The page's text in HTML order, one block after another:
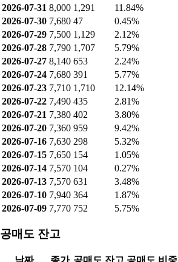
2026-07-31 8,000 1,291
11.84%
2026-07-30 7,680 47
0.45%
2026-07-29 7,500 1,129
2.12%
2026-07-28 7,790 1,707
5.79%
2026-07-27 8,140 653
2.24%
2026-07-24 7,680 391
5.77%
2026-07-23 7,710 1,710
12.14%
2026-07-22 7,490 435
2.81%
2026-07-21 7,380 402
3.80%
2026-07-20 7,360 959
9.42%
2026-07-16 7,630 298
5.32%
2026-07-15 7,650 154
1.05%
2026-07-14 7,570 104
0.27%
2026-07-13 7,570 631
3.48%
2026-07-10 7,940 364
1.87%
2026-07-09 7,770 752 5.75%
공매도 잔고
날짜 종가 공매도 잔고 공매도 비중